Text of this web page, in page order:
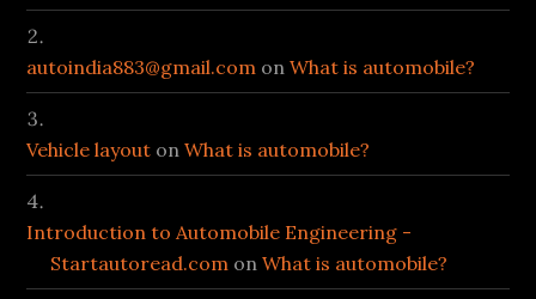
autoindia883@gmail.com onWhat is automobile?
Vehicle layout onWhat is automobile?
Introduction to Automobile Engineering -
Startautoread.com onWhat is automobile?